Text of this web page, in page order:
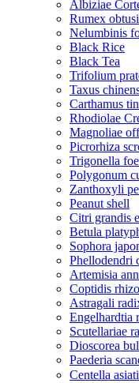
Albiziae
Rumex
Nelumbinis
Black Rice
Black Tea
Trifolium
Taxus
Carthamus
Rhodiolae
Magnoliae
Picrorhiza
Trigonella
Polygonum
Zanthoxyli
Peanut shell
Citri grandis
Betula
Sophora
Phellodendri
Artemisia
Coptidis
Astragali
Engelhardtia
Scutellariae
Dioscorea
Paederia
Centella